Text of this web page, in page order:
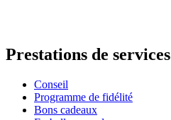
Prestations de services
Conseil
Programme de fidélité
Bons cadeaux